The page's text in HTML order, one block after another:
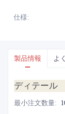
仕様:
製品情報 よ
ディテール
最小注文数量: